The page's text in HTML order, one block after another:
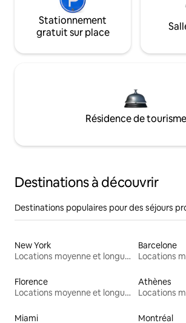
Stationnement
gratuit sur place
Résidence de tourisme
Destinations à découvrir
Destinations populaires pour des séjours
New York
Locations moyenne et longue durée
Barcelone
Florence
Locations moyenne et longue durée
Athènes
Miami Montréal